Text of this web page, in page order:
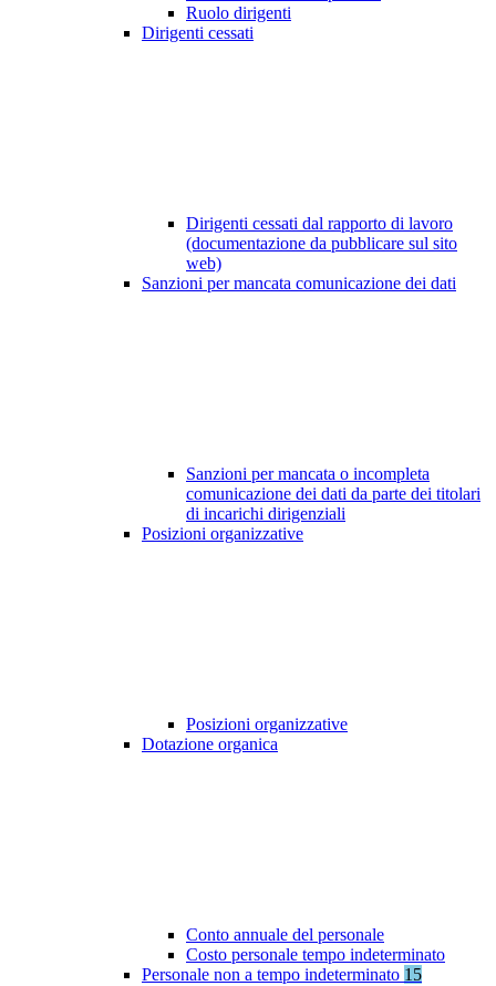
Ruolo dirigenti
Dirigenti cessati
Dirigenti cessati dal rapporto di lavoro
(documentazione da pubblicare sul sito
web)
Sanzioni per mancata comunicazione dei dati
Sanzioni per mancata o incompleta
comunicazione dei dati da parte dei titolari
di incarichi dirigenziali
Posizioni organizzative
Posizioni organizzative
Dotazione organica
Conto annuale del personale
Costo personale tempo indeterminato
Personale non a tempo indeterminato 15